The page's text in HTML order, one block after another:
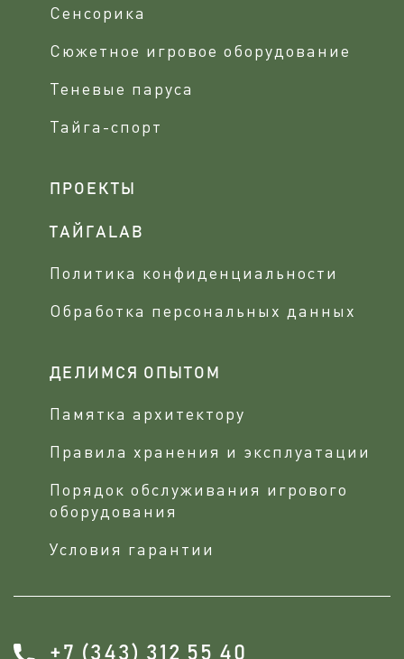
Сенсорика
Сюжетное игровое оборудование
Теневые паруса
Тайга-спорт
ПРОЕКТЫ
ТАЙГАLAB
Политика конфиденциальности
Обработка персональных данных
ДЕЛИМСЯ ОПЫТОМ
Памятка архитектору
Правила хранения и эксплуатации
Порядок обслуживания игрового
оборудования
Условия гарантии
+7 (343) 312 55 40